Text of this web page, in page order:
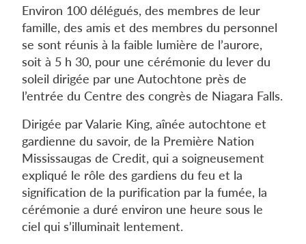
Environ 100 délégués, des membres de leur
famille, des amis et des membres du personnel
se sont réunis à la faible lumière de l’aurore,
soit à 5 h 30, pour une cérémonie du lever du
soleil dirigée par une Autochtone près de
l’entrée du Centre des congrès de Niagara Falls.
Dirigée par Valarie King, aînée autochtone et
gardienne du savoir, de la Première Nation
Mississaugas de Credit, qui a soigneusement
expliqué le rôle des gardiens du feu et la
signification de la purification par la fumée, la
cérémonie a duré environ une heure sous le
ciel qui s’illuminait lentement.